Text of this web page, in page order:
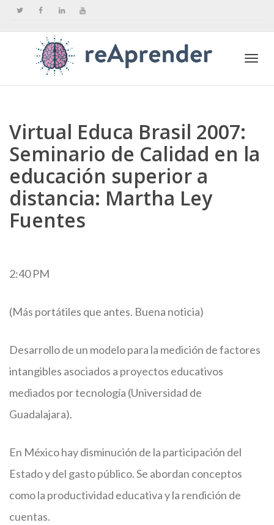
Virtual Educa Brasil 2007:
Seminario de Calidad en la
educación superior a
distancia: Martha Ley
Fuentes
2:40 PM
(Más portátiles que antes. Buena noticia)
Desarrollo de un modelo para la medición de factores
intangibles asociados a proyectos educativos
mediados por tecnología (Universidad de
Guadalajara).
En México hay disminución de la participación del
Estado y del gasto público. Se abordan conceptos
como la productividad educativa y la rendición de
cuentas.